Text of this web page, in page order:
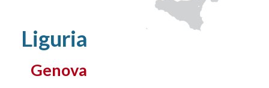
Liguria
Genova